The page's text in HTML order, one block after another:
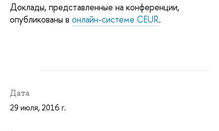
Доклады, представленные на конференции,
опубликованы в онлайн-системе CEUR.
Дата
29 июля, 2016 г.